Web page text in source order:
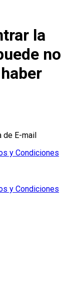
la
no
de E-mail
y Condiciones
y Condiciones